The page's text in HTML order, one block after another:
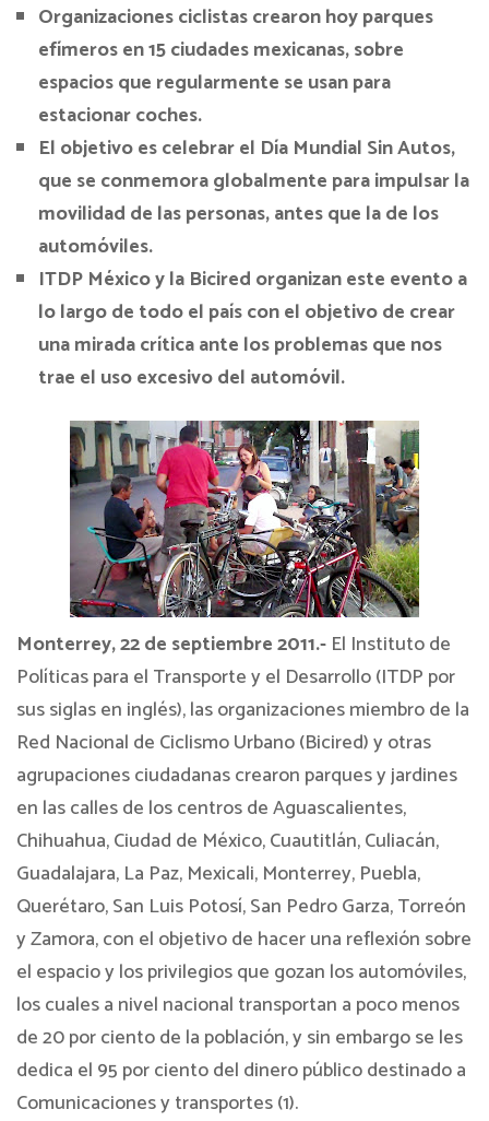
Organizaciones ciclistas crearon hoy parques
efímeros en 15 ciudades mexicanas, sobre
espacios que regularmente se usan para
estacionar coches.
El objetivo es celebrar el Día Mundial Sin Autos,
que se conmemora globalmente para impulsar la
movilidad de las personas, antes que la de los
automóviles.
ITDP México y la Bicired organizan este evento a
lo largo de todo el país con el objetivo de crear
una mirada crítica ante los problemas que nos
trae el uso excesivo del automóvil.
Monterrey, 22 de septiembre 2011.- El Instituto de
Políticas para el Transporte y el Desarrollo (ITDP por
sus siglas en inglés), las organizaciones miembro de la
Red Nacional de Ciclismo Urbano (Bicired) y otras
agrupaciones ciudadanas crearon parques y jardines
en las calles de los centros de Aguascalientes,
Chihuahua, Ciudad de México, Cuautitlán, Culiacán,
Guadalajara, La Paz, Mexicali, Monterrey, Puebla,
Querétaro, San Luis Potosí, San Pedro Garza, Torreón
y Zamora, con el objetivo de hacer una reflexión sobre
el espacio y los privilegios que gozan los automóviles,
los cuales a nivel nacional transportan a poco menos
de 20 por ciento de la población, y sin embargo se les
dedica el 95 por ciento del dinero público destinado a
Comunicaciones y transportes (1).